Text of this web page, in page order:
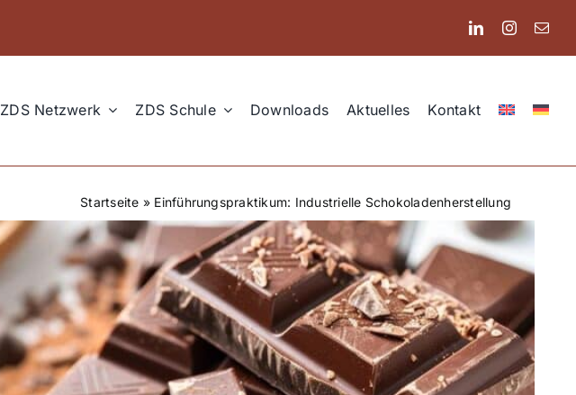
ZDS Netzwerk ZDS Schule Downloads Aktuelles Kontakt
Startseite » Einführungspraktikum: Industrielle Schokoladenherstellung